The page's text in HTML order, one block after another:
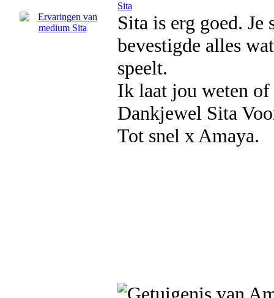
Sita
Sita is erg goed.
bevestigde alles
speelt.
Ik laat jou weten
Dankjewel Sita
Tot snel x Amaya.